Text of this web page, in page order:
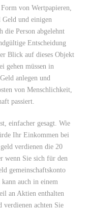
von Wertpapieren,
und einigen
die Person abgelehnt
Entscheidung
Blick auf dieses Objekt
gehen müssen in
anlegen und
von Menschlichkeit,
passiert.
einfacher gesagt. Wie
Ihr Einkommen bei
verdienen die 20
wenn Sie sich für den
gemeinschaftskonto
auch in einem
an Aktien enthalten
verdienen achten Sie